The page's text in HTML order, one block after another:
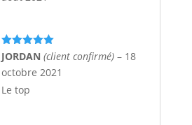
Note5sur
5
JORDAN (client confirmé) – 18
octobre 2021
Le top